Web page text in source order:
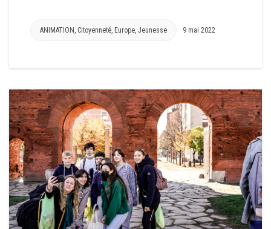
ANIMATION , Citoyenneté, Europe, Jeunesse 9 mai 2022